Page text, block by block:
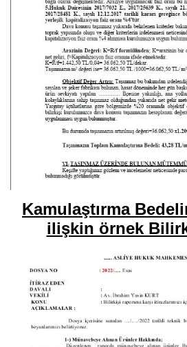
Kamulaştırma
ilişkin örnek